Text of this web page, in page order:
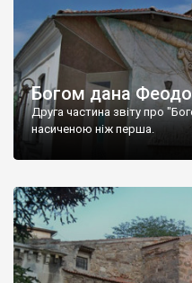
Богом дана
Друга частина звіту про
насиченою ніж перша.